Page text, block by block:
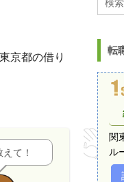
京都の借り
て！
転
関
ル